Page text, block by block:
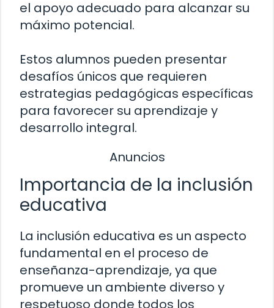
el apoyo adecuado para alcanzar su
máximo potencial.
Estos alumnos pueden presentar
desafíos únicos que requieren
estrategias pedagógicas específicas
para favorecer su aprendizaje y
desarrollo integral.
Anuncios
Importancia de la inclusión
educativa
La inclusión educativa es un aspecto
fundamental en el proceso de
enseñanza-aprendizaje, ya que
promueve un ambiente diverso y
respetuoso donde todos los